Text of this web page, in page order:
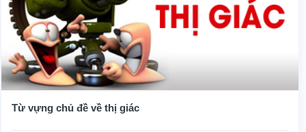
Từ vựng chủ đề về thị giác